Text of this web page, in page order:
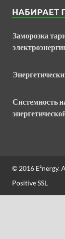
НАБИРАЕТ
Заморозка
Системность
© 2016 E²nergy.
Positive SSL